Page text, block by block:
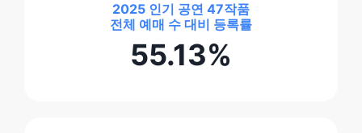
2025 인기 공연 47작품
전체 예매 수 대비 등록률
55.13%